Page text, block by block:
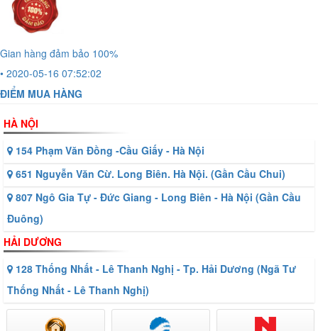
Gian hàng đảm bảo 100%
• 2020-05-16 07:52:02
ĐIỂM MUA HÀNG
HÀ NỘI
154 Phạm Văn Đồng -Cầu Giấy - Hà Nội
651 Nguyễn Văn Cừ. Long Biên. Hà Nội. (Gần Cầu Chui)
807 Ngô Gia Tự - Đức Giang - Long Biên - Hà Nội (Gần Cầu
Đuông)
HẢI DƯƠNG
128 Thống Nhất - Lê Thanh Nghị - Tp. Hải Dương (Ngã Tư
Thống Nhất - Lê Thanh Nghị)